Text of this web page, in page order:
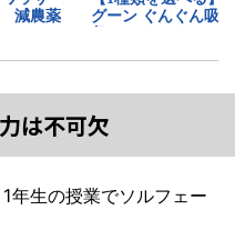
は不可欠
年生の授業でソルフェー